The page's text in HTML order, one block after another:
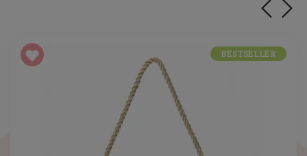
BESTSELLER